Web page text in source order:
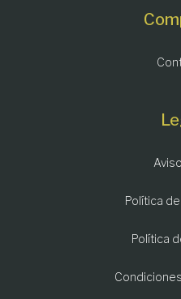
Política
Política